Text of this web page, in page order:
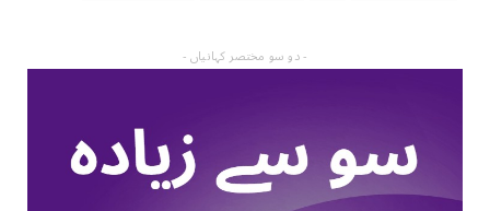
- دو سو مختصر کہانیاں -